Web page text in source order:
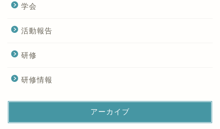
学会
活動報告
研修
研修情報
アーカイブ